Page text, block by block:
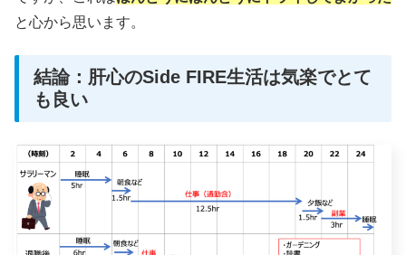
と心から思います。
結論：肝心のSide FIRE生活は気楽でとて
も良い